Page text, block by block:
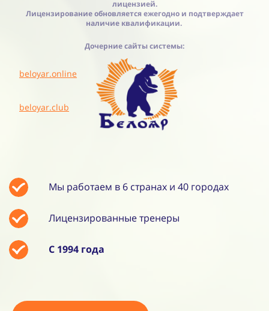
лицензией.
Лицензирование обновляется ежегодно и подтверждает
наличие квалификации.
Дочерние сайты системы:
beloyar.online
beloyar.club
Мы работаем в 6 странах и 40 городах
Лицензированные тренеры
С 1994 года